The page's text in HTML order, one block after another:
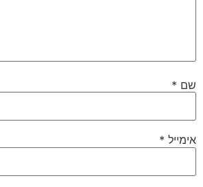
שם *
אימייל *